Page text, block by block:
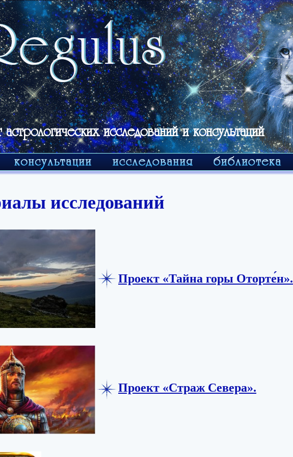
астрологических исследований и консультаций
исследований
Проект «Тайна горы Оторте́н».
Проект «Страж Севера».